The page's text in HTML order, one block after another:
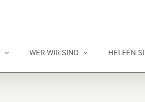
WER WIR SIND HELFEN